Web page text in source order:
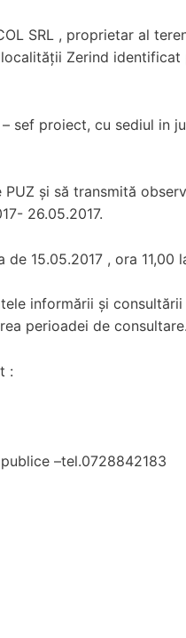
SRL , proprietar al
Zerind identificat
– sef proiect, cu sediul in
şi să transmită
26.05.2017.
15.05.2017 , ora 11,00
informării şi
perioadei de consultare.
:
–tel.0728842183